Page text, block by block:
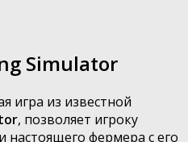
Simulator
игра из известной
, позволяет игроку
настоящего фермера с его